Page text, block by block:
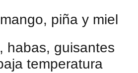
piña y miel
habas, guisantes
temperatura